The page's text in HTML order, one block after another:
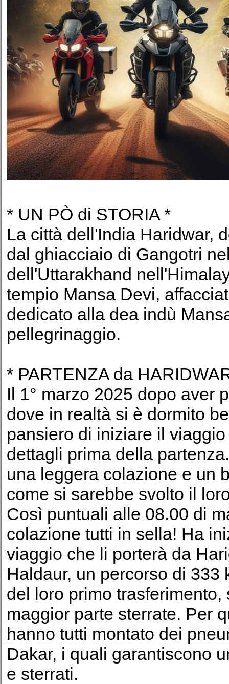
* UN PÒ di STORIA *
La città dell'India Haridwar,
dal ghiacciaio di Gangotri
dell'Uttarakhand
tempio Mansa Devi,
dedicato alla dea indù
pellegrinaggio.
* PARTENZA da
Il 1° marzo 2025 dopo aver
dove in realtà si è dormito
pansiero di iniziare il
dettagli prima della
una leggera colazione e un
come si sarebbe svolto il
Così puntuali alle 08.00 di
colazione tutti in sella! Ha
viaggio che li porterà da
Haldaur, un percorso di
del loro primo
maggior parte sterrate. Per
hanno tutti montato dei
Dakar, i quali garantiscono
e sterrati.